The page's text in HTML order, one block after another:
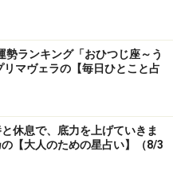
勢ランキング「おひつじ座～う
リマヴェラの【毎日ひとこと占
休息で、底力を上げていきま
【大人のための星占い】（8/3